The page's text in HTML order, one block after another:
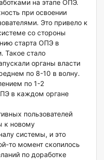
на этапе ОПЭ.
при освоении
Это привело к
со стороны
старта ОПЭ в
Такое стало
органы власти
по 8-10 в волну.
по 1-2
в каждом органе
пользователей
к новому
системы, и это
то момент скопилось
по доработке